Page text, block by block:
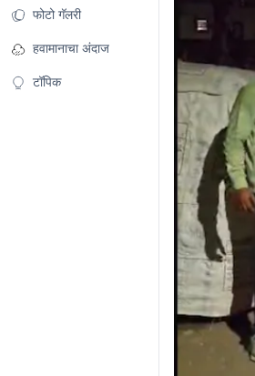
फोटो गॅलरी
हवामानाचा अंदाज
टॉपिक